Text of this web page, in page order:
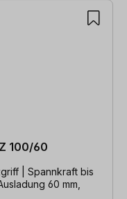
100/60
| Spannkraft bis
60 mm,